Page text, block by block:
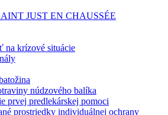
JUST EN CHAUSSÉE
na krízové situácie
núdzového balíka
prvej predlekárskej pomoci
prostriedky individuálnej ochrany